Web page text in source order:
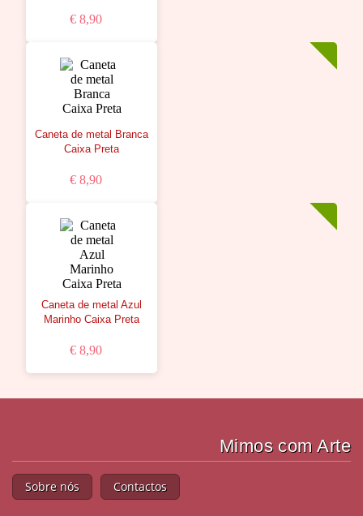
€ 8,90
Caneta de metal Branca
Caixa Preta
€ 8,90
Caneta de metal Azul
Marinho Caixa Preta
€ 8,90
Mimos com Arte
Sobre nós Contactos